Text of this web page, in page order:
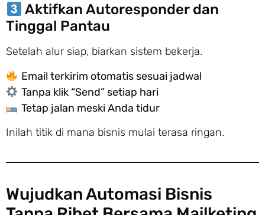
Aktifkan Autoresponder dan
Tinggal Pantau
Setelah alur siap, biarkan sistem bekerja.
Email terkirim otomatis sesuai jadwal
Tanpa klik “Send” setiap hari
Tetap jalan meski Anda tidur
Inilah titik di mana bisnis mulai terasa ringan.
Wujudkan Automasi Bisnis